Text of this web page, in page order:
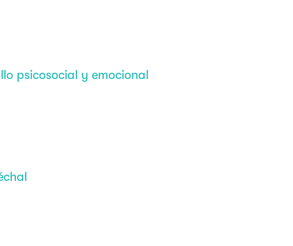
psicosocial y emocional